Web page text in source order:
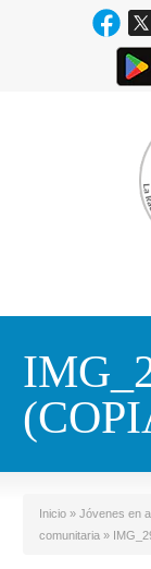
Inicio » Jóvenes en
comunitaria »